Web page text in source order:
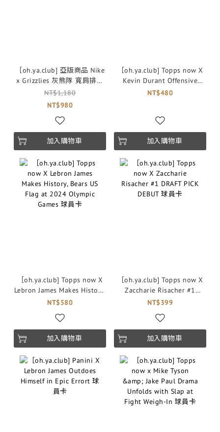
［oh.ya.club] 亞版商品 Nike
x Grizzlies 灰熊隊 寬肩排汗
背心
NT$1,180
NT$980
加入購物車
［oh.ya.club] Topps now X
Kevin Durant Offensive
Onslaught Powers USA to
NT$480
加入購物車
［oh.ya.club] Topps now X
Lebron James Makes History,
Bears US Flag at 2024
NT$580
加入購物車
［oh.ya.club] Topps now X
Zaccharie Risacher #1
DRAFT PICK DEBUT 球員卡
NT$399
加入購物車